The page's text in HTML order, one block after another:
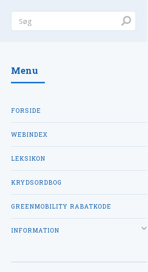
Menu
FORSIDE
WEBINDEX
LEKSIKON
KRYDSORDBOG
GREENMOBILITY RABATKODE
INFORMATION